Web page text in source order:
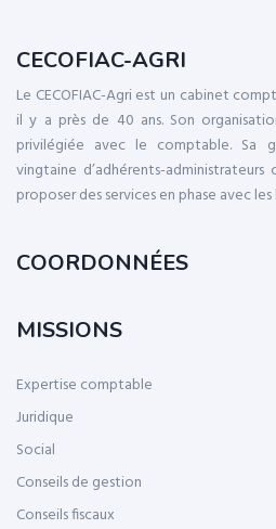
CECOFIAC-AGRI
Le CECOFIAC-Agri est un cabinet
il y a près de 40 ans. Son
privilégiée avec le comptable. Sa
vingtaine d’adhérents-
proposer des services en phase avec
COORDONNÉES
MISSIONS
Expertise comptable
Juridique
Social
Conseils de gestion
Conseils fiscaux